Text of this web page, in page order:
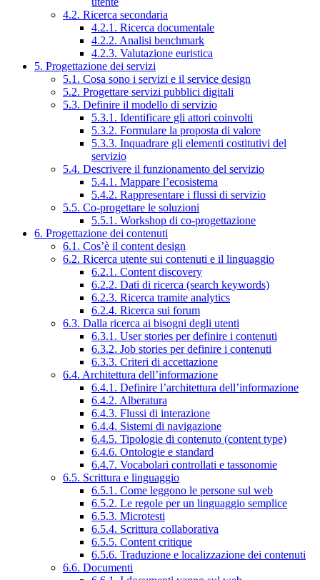
4.2. Ricerca secondaria
4.2.1. Ricerca documentale
4.2.2. Analisi benchmark
4.2.3. Valutazione euristica
5. Progettazione dei servizi
5.1. Cosa sono i servizi e il service design
5.2. Progettare servizi pubblici digitali
5.3. Definire il modello di servizio
5.3.1. Identificare gli attori coinvolti
5.3.2. Formulare la proposta di valore
5.3.3. Inquadrare gli elementi costitutivi del
servizio
5.4. Descrivere il funzionamento del servizio
5.4.1. Mappare l’ecosistema
5.4.2. Rappresentare i flussi di servizio
5.5. Co-progettare le soluzioni
5.5.1. Workshop di co-progettazione
6. Progettazione dei contenuti
6.1. Cos’è il content design
6.2. Ricerca utente sui contenuti e il linguaggio
6.2.1. Content discovery
6.2.2. Dati di ricerca (search keywords)
6.2.3. Ricerca tramite analytics
6.2.4. Ricerca sui forum
6.3. Dalla ricerca ai bisogni degli utenti
6.3.1. User stories per definire i contenuti
6.3.2. Job stories per definire i contenuti
6.3.3. Criteri di accettazione
6.4. Architettura dell’informazione
6.4.1. Definire l’architettura dell’informazione
6.4.2. Alberatura
6.4.3. Flussi di interazione
6.4.4. Sistemi di navigazione
6.4.5. Tipologie di contenuto (content type)
6.4.6. Ontologie e standard
6.4.7. Vocabolari controllati e tassonomie
6.5. Scrittura e linguaggio
6.5.1. Come leggono le persone sul web
6.5.2. Le regole per un linguaggio semplice
6.5.3. Microtesti
6.5.4. Scrittura collaborativa
6.5.5. Content critique
6.5.6. Traduzione e localizzazione dei contenuti
6.6. Documenti